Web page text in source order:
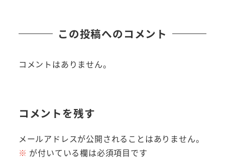
この投稿へのコメント
コメントはありません。
コメントを残す
メールアドレスが公開されることはありません。
※ が付いている欄は必須項目です